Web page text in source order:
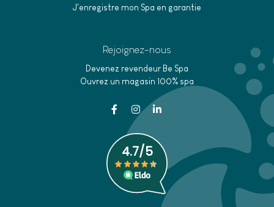
J'enregistre mon Spa en garantie
Rejoignez-nous
Devenez revendeur Be Spa
Ouvrez un magasin 100% spa